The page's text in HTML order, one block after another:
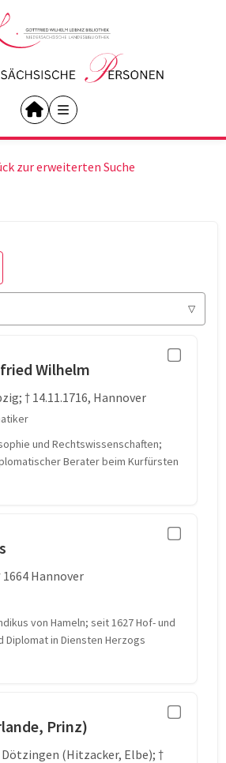
zur erweiterten Suche
Wilhelm
† 14.11.1716, Hannover
und Rechtswissenschaften;
Berater beim Kurfürsten
1664 Hannover
von Hameln; seit 1627 Hof- und
Diplomat in Diensten Herzogs
Prinz)
Dötzingen (Hitzacker, Elbe); †